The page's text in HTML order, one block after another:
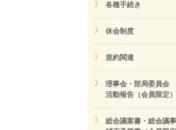
各種手続き
休会制度
規約関連
理事会・部局委員会
活動報告（会員限定）
総会議案書・総会議事